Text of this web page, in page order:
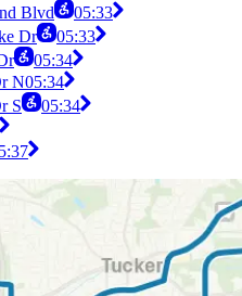
Blvd
05:33
Dr
05:33
05:34
N05:34
S
05:34